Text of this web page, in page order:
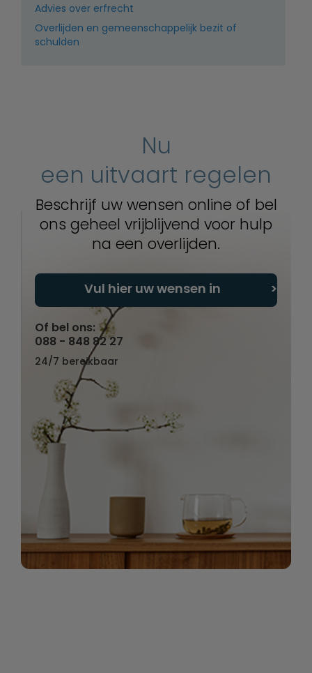
Advies over erfrecht
Overlijden en gemeenschappelijk bezit of
schulden
Nu
een uitvaart regelen
Beschrijf uw wensen online of bel
ons geheel vrijblijvend voor hulp
na een overlijden.
Vul hier uw wensen in
Of bel ons:
088 - 848 82 27
24/7 bereikbaar